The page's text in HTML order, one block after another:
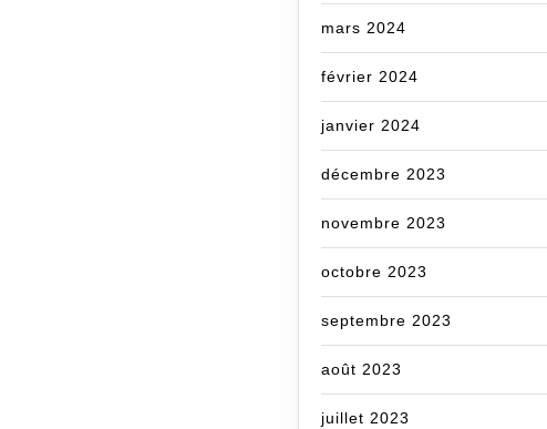
mars 2024
février 2024
janvier 2024
décembre 2023
novembre 2023
octobre 2023
septembre 2023
août 2023
juillet 2023